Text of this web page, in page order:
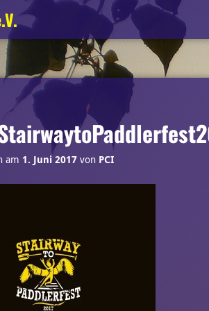
am1. Juni 2017 von PCI